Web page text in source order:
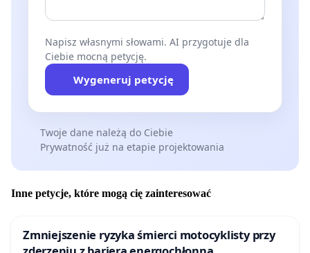
Napisz własnymi słowami. AI przygotuje dla
Ciebie mocną petycję.
Wygeneruj petycję
Twoje dane należą do Ciebie
Prywatność już na etapie projektowania
Inne petycje, które mogą cię zainteresować
Zmniejszenie ryzyka śmierci motocyklisty przy